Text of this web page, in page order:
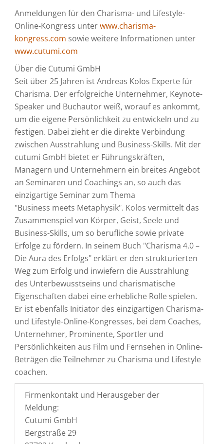
Anmeldungen für den Charisma- und Lifestyle-
Online-Kongress unterwww.charisma-
kongress.com sowie weitere Informationen unter
www.cutumi.com
Über die Cutumi GmbH
Seit über 25 Jahren ist Andreas Kolos Experte für
Charisma. Der erfolgreiche Unternehmer, Keynote-
Speaker und Buchautor weiß, worauf es ankommt,
um die eigene Persönlichkeit zu entwickeln und zu
festigen. Dabei zieht er die direkte Verbindung
zwischen Ausstrahlung und Business-Skills. Mit der
cutumi GmbH bietet er Führungskräften,
Managern und Unternehmern ein breites Angebot
an Seminaren und Coachings an, so auch das
einzigartige Seminar zum Thema
"Business meets Metaphysik". Kolos vermittelt das
Zusammenspiel von Körper, Geist, Seele und
Business-Skills, um so berufliche sowie private
Erfolge zu fördern. In seinem Buch "Charisma 4.0 –
Die Aura des Erfolgs" erklärt er den strukturierten
Weg zum Erfolg und inwiefern die Ausstrahlung
des Unterbewusstseins und charismatische
Eigenschaften dabei eine erhebliche Rolle spielen.
Er ist ebenfalls Initiator des einzigartigen Charisma-
und Lifestyle-Online-Kongresses, bei dem Coaches,
Unternehmer, Prominente, Sportler und
Persönlichkeiten aus Film und Fernsehen in Online-
Beträgen die Teilnehmer zu Charisma und Lifestyle
coachen.
Firmenkontakt und Herausgeber der
Meldung:
Cutumi GmbH
Bergstraße 29